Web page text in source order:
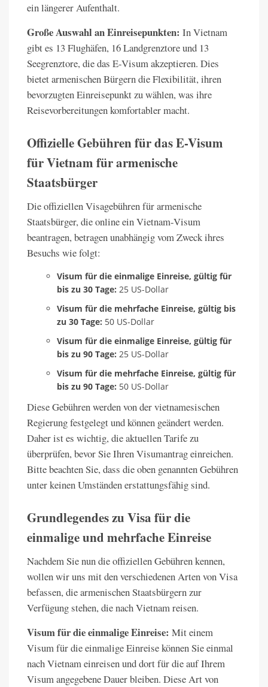
ein längerer Aufenthalt.
Große Auswahl an Einreisepunkten: In Vietnam
gibt es 13 Flughäfen, 16 Landgrenztore und 13
Seegrenztore, die das E-Visum akzeptieren. Dies
bietet armenischen Bürgern die Flexibilität, ihren
bevorzugten Einreisepunkt zu wählen, was ihre
Reisevorbereitungen komfortabler macht.
Offizielle Gebühren für das E-Visum
für Vietnam für armenische
Staatsbürger
Die offiziellen Visagebühren für armenische
Staatsbürger, die online ein Vietnam-Visum
beantragen, betragen unabhängig vom Zweck ihres
Besuchs wie folgt:
Visum für die einmalige Einreise, gültig für
bis zu 30 Tage: 25 US-Dollar
Visum für die mehrfache Einreise, gültig bis
zu 30 Tage: 50 US-Dollar
Visum für die einmalige Einreise, gültig für
bis zu 90 Tage: 25 US-Dollar
Visum für die mehrfache Einreise, gültig für
bis zu 90 Tage: 50 US-Dollar
Diese Gebühren werden von der vietnamesischen
Regierung festgelegt und können geändert werden.
Daher ist es wichtig, die aktuellen Tarife zu
überprüfen, bevor Sie Ihren Visumantrag einreichen.
Bitte beachten Sie, dass die oben genannten Gebühren
unter keinen Umständen erstattungsfähig sind.
Grundlegendes zu Visa für die
einmalige und mehrfache Einreise
Nachdem Sie nun die offiziellen Gebühren kennen,
wollen wir uns mit den verschiedenen Arten von Visa
befassen, die armenischen Staatsbürgern zur
Verfügung stehen, die nach Vietnam reisen.
Visum für die einmalige Einreise: Mit einem
Visum für die einmalige Einreise können Sie einmal
nach Vietnam einreisen und dort für die auf Ihrem
Visum angegebene Dauer bleiben. Diese Art von